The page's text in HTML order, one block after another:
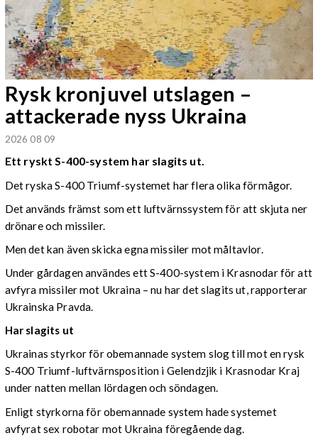
Rysk kronjuvel utslagen –
attackerade nyss Ukraina
2026 08 09
Ett ryskt S-400-system har slagits ut.
Det ryska S-400 Triumf-systemet har flera olika förmågor.
Det används främst som ett luftvärnssystem för att skjuta ner
drönare och missiler.
Men det kan även skicka egna missiler mot måltavlor.
Under gårdagen användes ett S-400-system i Krasnodar för att
avfyra missiler mot Ukraina – nu har det slagits ut, rapporterar
Ukrainska Pravda.
Har slagits ut
Ukrainas styrkor för obemannade system slog till mot en rysk
S-400 Triumf-luftvärnsposition i Gelendzjik i Krasnodar Kraj
under natten mellan lördagen och söndagen.
Enligt styrkorna för obemannade system hade systemet
avfyrat sex robotar mot Ukraina föregående dag.